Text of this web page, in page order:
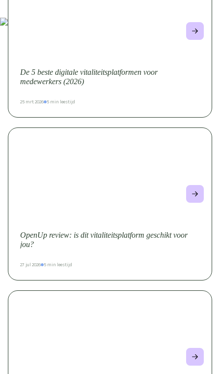
De 5 beste digitale vitaliteitsplatformen voor
medewerkers (2026)
25 mrt 2026 5 min leestijd
OpenUp review: is dit vitaliteitsplatform geschikt voor
jou?
27 jul 2026 5 min leestijd